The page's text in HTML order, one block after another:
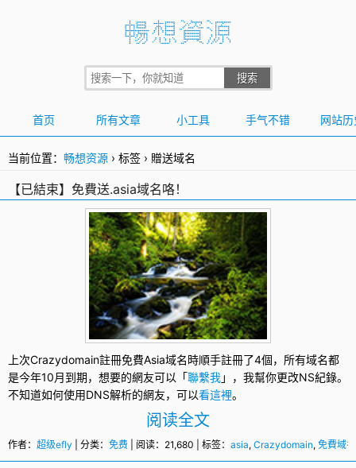
首页 所有文章 小工具 手气不错 网站历
当前位置： 畅想资源 › 标签 › 贈送域名
【已結束】免費送.asia域名咯！
上次Crazydomain註冊免費Asia域名時順手註冊了4個，所有域名都
是今年10月到期，想要的網友可以「聯繫我」，我幫你更改NS紀錄。
不知道如何使用DNS解析的網友，可以看這裡。
阅读全文
作者： 超级efly | 分类： 免费 | 阅读：21,680 | 标签： asia, Crazydomain, 免費域名